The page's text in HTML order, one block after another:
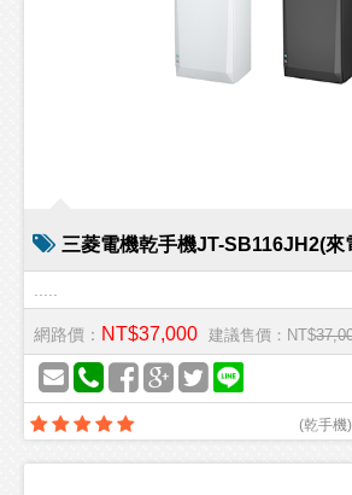
三菱電機乾手機JT-SB116JH2(來
網路價： NT$37,000 建議售價：NT$
(乾手機)